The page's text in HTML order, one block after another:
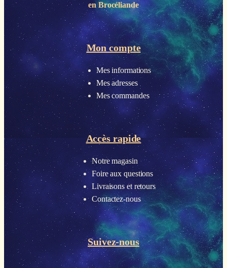
en Brocéliande
Mon compte
Mes informations
Mes adresses
Mes commandes
Accès rapide
Notre magasin
Foire aux questions
Livraisons et retours
Contactez-nous
Suivez-nous